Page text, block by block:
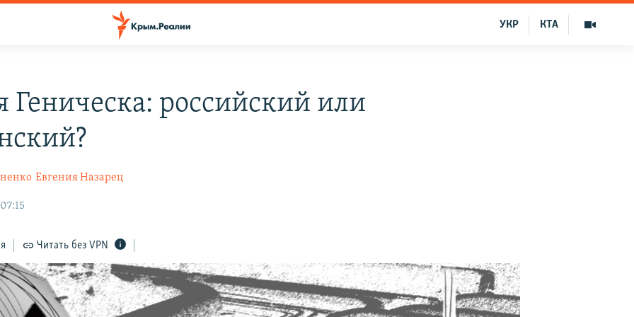
КТА
УКР
Геническа: российский или
Евгения Назарец
Читать без VPN